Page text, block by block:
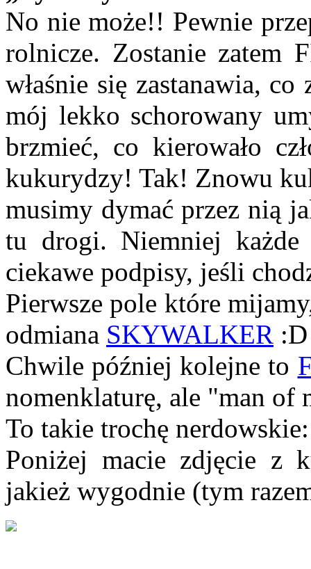
No nie może!! Pewnie
rolnicze. Zostanie zatem
właśnie się zastanawia,
mój lekko schorowany
brzmieć, co kierowało
kukurydzy! Tak! Znowu
musimy dymać przez nią
tu drogi. Niemniej
ciekawe podpisy, jeśli
Pierwsze pole które
odmiana SKYWALKER
Chwile później kolejne to
nomenklaturę, ale "man of
To takie trochę
Poniżej macie zdjęcie z
jakież wygodnie (tym